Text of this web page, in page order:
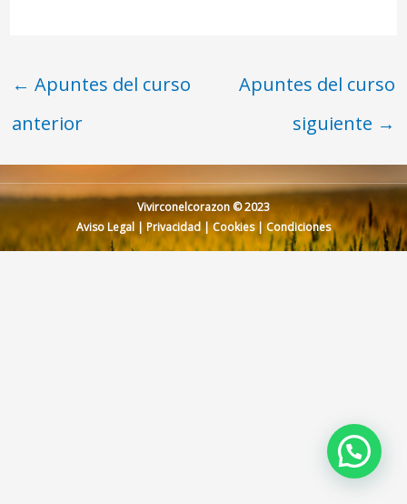
← Apuntes del curso
anterior
Apuntes del curso
siguiente →
Vivirconelcorazon © 2023
Aviso Legal | Privacidad|Cookies| Condiciones